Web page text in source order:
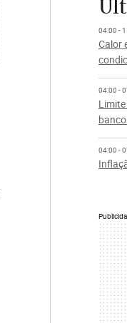
04:00 -
Calor
04:00 -
04:00 -